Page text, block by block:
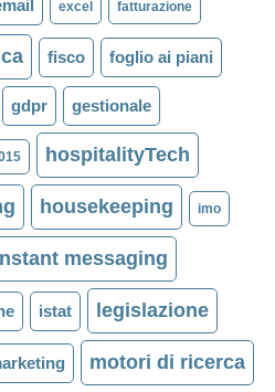
excel fatturazione
fisco foglio ai piani
gdpr gestionale
hospitalityTech
housekeeping imo
messaging
istat legislazione
motori di ricerca